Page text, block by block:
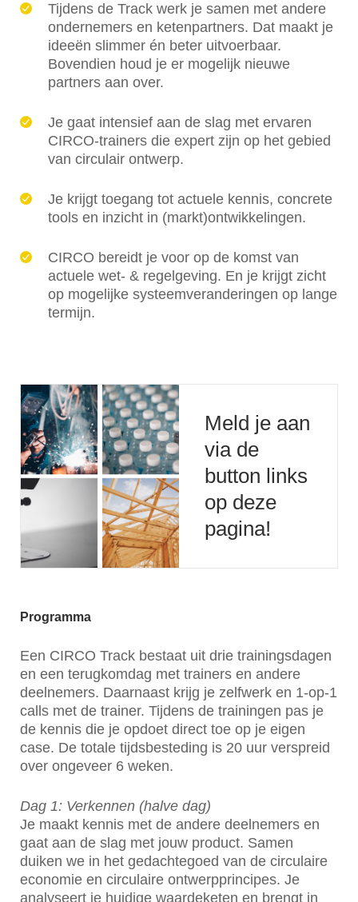
Tijdens de Track werk je samen met andere
ondernemers en ketenpartners. Dat maakt je
ideeën slimmer én beter uitvoerbaar.
Bovendien houd je er mogelijk nieuwe
partners aan over.
Je gaat intensief aan de slag met ervaren
CIRCO-trainers die expert zijn op het gebied
van circulair ontwerp.
Je krijgt toegang tot actuele kennis, concrete
tools en inzicht in (markt)ontwikkelingen.
CIRCO bereidt je voor op de komst van
actuele wet- & regelgeving. En je krijgt zicht
op mogelijke systeemveranderingen op lange
termijn.
Meld je aan
via de
button links
op deze
pagina!
Programma
Een CIRCO Track bestaat uit drie trainingsdagen
en een terugkomdag met trainers en andere
deelnemers. Daarnaast krijg je zelfwerk en 1-op-1
calls met de trainer. Tijdens de trainingen pas je
de kennis die je opdoet direct toe op je eigen
case. De totale tijdsbesteding is 20 uur verspreid
over ongeveer 6 weken.
Dag 1: Verkennen (halve dag)
Je maakt kennis met de andere deelnemers en
gaat aan de slag met jouw product. Samen
duiken we in het gedachtegoed van de circulaire
economie en circulaire ontwerpprincipes. Je
analyseert je huidige waardeketen en brengt in